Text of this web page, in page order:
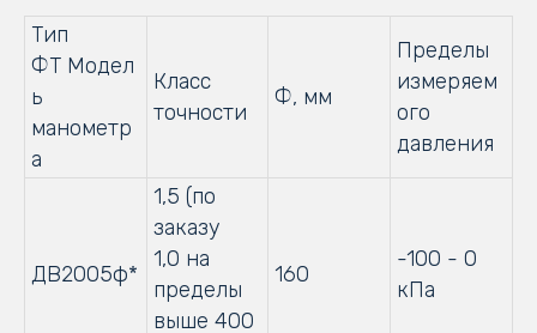
Тип
ФТ Модел
ь
манометр
а
Класс
точности
Ф, мм
Пределы
измеряем
ого
давления
ДВ2005ф*
1,5 (по
заказу
1,0 на
пределы
выше 400
160
-100 - 0
кПа